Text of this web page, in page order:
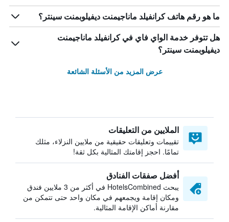
ما هو رقم هاتف كرانفيلد ماناجيمنت ديفيلوبمنت سينتر؟
هل تتوفر خدمة الواي فاي في كرانفيلد ماناجيمنت
ديفيلوبمنت سينتر؟
عرض المزيد من الأسئلة الشائعة
الملايين من التعليقات
تقييمات وتعليقات حقيقية من ملايين النزلاء، مثلك
تمامًا. احجز إقامتك المثالية بكل ثقة!
أفضل صفقات الفنادق
يبحث HotelsCombined في أكثر من 3 ملايين فندق
ومكان إقامة ويجمعهم في مكان واحد حتى تتمكن من
مقارنة أماكن الإقامة المثالية.